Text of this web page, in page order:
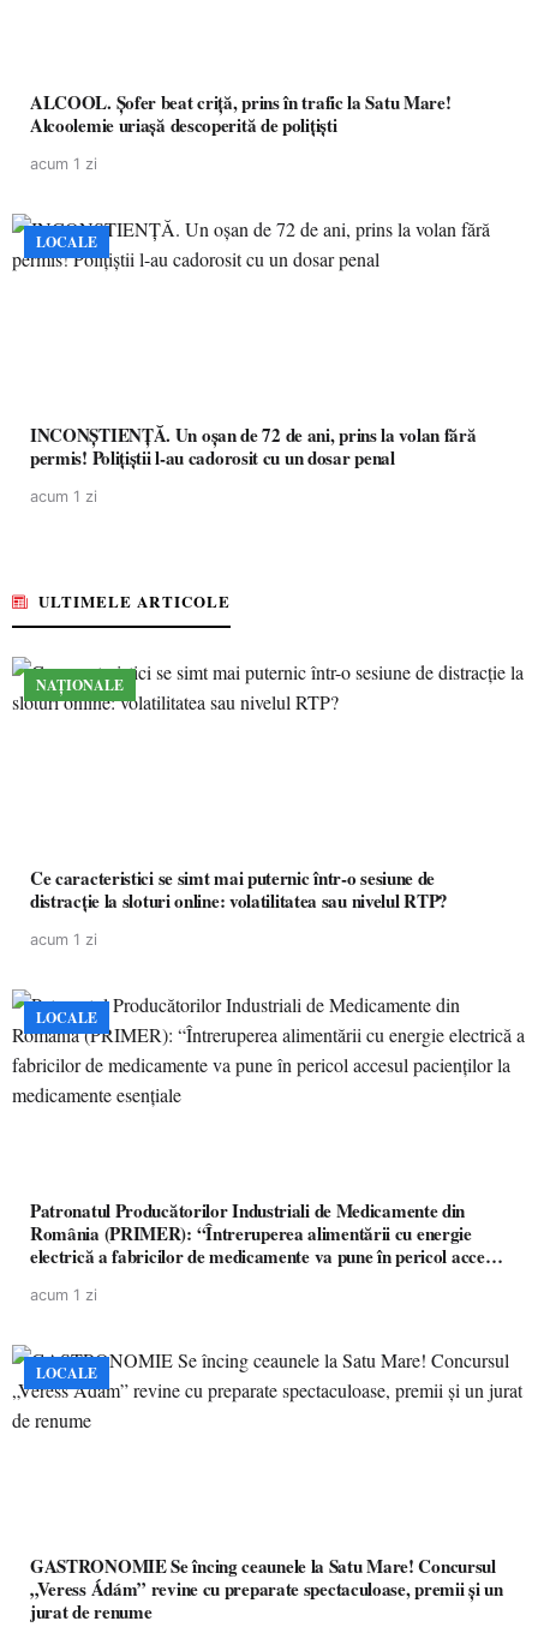
ALCOOL. Șofer beat criță, prins în trafic la Satu Mare!
Alcoolemie uriașă descoperită de polițiști
acum 1 zi
LOCALE
INCONȘTIENȚĂ. Un oșan de 72 de ani, prins la volan fără
permis! Polițiștii l-au cadorosit cu un dosar penal
acum 1 zi
ULTIMELE ARTICOLE
NAȚIONALE
Ce caracteristici se simt mai puternic într-o sesiune de
distracție la sloturi online: volatilitatea sau nivelul RTP?
acum 1 zi
LOCALE
Patronatul Producătorilor Industriali de Medicamente din
România (PRIMER): “Întreruperea alimentării cu energie
electrică a fabricilor de medicamente va pune în pericol accesul
acum 1 zi
LOCALE
GASTRONOMIE Se încing ceaunele la Satu Mare! Concursul
„Veress Ádám” revine cu preparate spectaculoase, premii și un
jurat de renume